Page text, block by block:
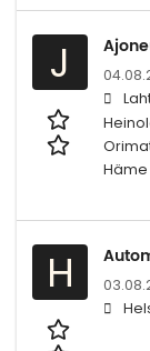
J
Häme
H